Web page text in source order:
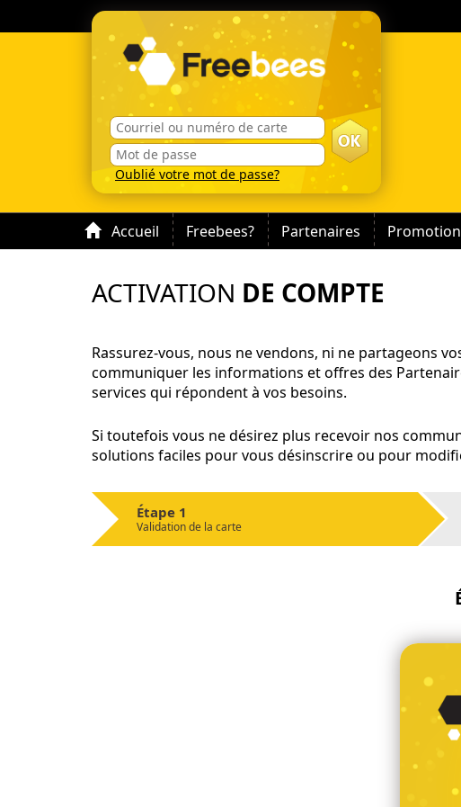
Oublié votre mot de passe?
Accueil Freebees? Partenaires
ACTIVATION DE COMPTE
Rassurez-vous, nous ne vendons, ni ne partageons
communiquer les informations et offres des
services qui répondent à vos besoins.
Si toutefois vous ne désirez plus recevoir nos
solutions faciles pour vous désinscrire ou pour
Étape 1
Validation de la carte